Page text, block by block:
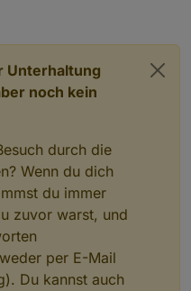
Unterhaltung
noch kein
durch die
Wenn du dich
du immer
zuvor warst, und
per E-Mail
Du kannst auch